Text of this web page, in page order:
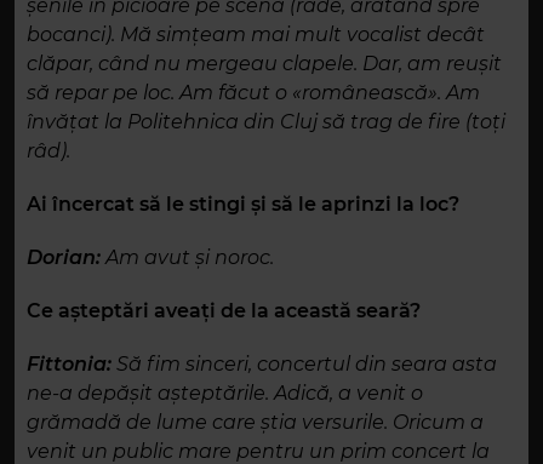
șenile în picioare pe scenă (râde, arătând spre
bocanci). Mă simțeam mai mult vocalist decât
clăpar, când nu mergeau clapele. Dar, am reușit
să repar pe loc. Am făcut o «românească». Am
învățat la Politehnica din Cluj să trag de fire (toți
râd).
Ai încercat să le stingi și să le aprinzi la loc?
Dorian: Am avut și noroc.
Ce așteptări aveați de la această seară?
Fittonia: Să fim sinceri, concertul din seara asta
ne-a depășit așteptările. Adică, a venit o
grămadă de lume care știa versurile. Oricum a
venit un public mare pentru un prim concert la